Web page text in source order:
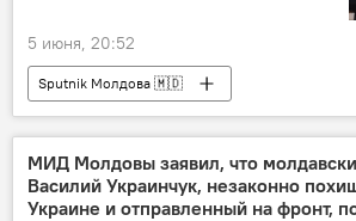
5 июня, 20:52
Sputnik Молдова 🇲🇩
МИД Молдовы заявил, что
Василий Украинчук, незаконно
Украине и отправленный на фронт,